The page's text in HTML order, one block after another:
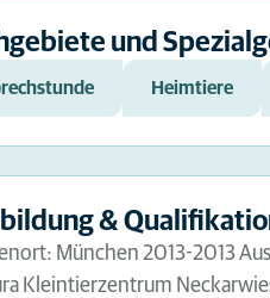
und
Heimtiere
&
München 2013-2013
Kleintierzentrum